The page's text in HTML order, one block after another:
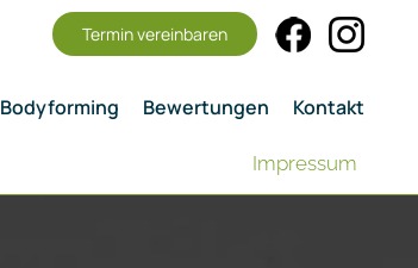
Termin vereinbaren
Bodyforming Bewertungen Kontakt
Impressum